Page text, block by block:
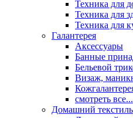
Техника для
Техника для
Техника для
Галантерея
Аксессуары
Банные
Бельевой
Визаж,
смотреть все...
Домашний текстиль